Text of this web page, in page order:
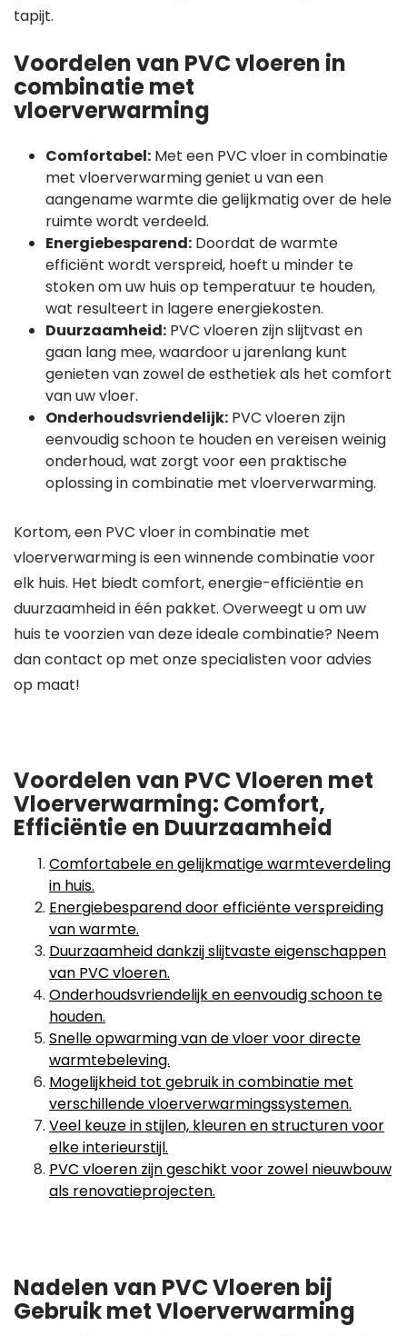
tapijt.
Voordelen van PVC vloeren in
combinatie met
vloerverwarming
Comfortabel: Met een PVC vloer in combinatie
met vloerverwarming geniet u van een
aangename warmte die gelijkmatig over de hele
ruimte wordt verdeeld.
Energiebesparend: Doordat de warmte
efficiënt wordt verspreid, hoeft u minder te
stoken om uw huis op temperatuur te houden,
wat resulteert in lagere energiekosten.
Duurzaamheid: PVC vloeren zijn slijtvast en
gaan lang mee, waardoor u jarenlang kunt
genieten van zowel de esthetiek als het comfort
van uw vloer.
Onderhoudsvriendelijk: PVC vloeren zijn
eenvoudig schoon te houden en vereisen weinig
onderhoud, wat zorgt voor een praktische
oplossing in combinatie met vloerverwarming.
Kortom, een PVC vloer in combinatie met
vloerverwarming is een winnende combinatie voor
elk huis. Het biedt comfort, energie-efficiëntie en
duurzaamheid in één pakket. Overweegt u om uw
huis te voorzien van deze ideale combinatie? Neem
dan contact op met onze specialisten voor advies
op maat!
Voordelen van PVC Vloeren met
Vloerverwarming: Comfort,
Efficiëntie en Duurzaamheid
Comfortabele en gelijkmatige warmteverdeling
in huis.
Energiebesparend door efficiënte verspreiding
van warmte.
Duurzaamheid dankzij slijtvaste eigenschappen
van PVC vloeren.
Onderhoudsvriendelijk en eenvoudig schoon te
houden.
Snelle opwarming van de vloer voor directe
warmtebeleving.
Mogelijkheid tot gebruik in combinatie met
verschillende vloerverwarmingssystemen.
Veel keuze in stijlen, kleuren en structuren voor
elke interieurstijl.
PVC vloeren zijn geschikt voor zowel nieuwbouw
als renovatieprojecten.
Nadelen van PVC Vloeren bij
Gebruik met Vloerverwarming